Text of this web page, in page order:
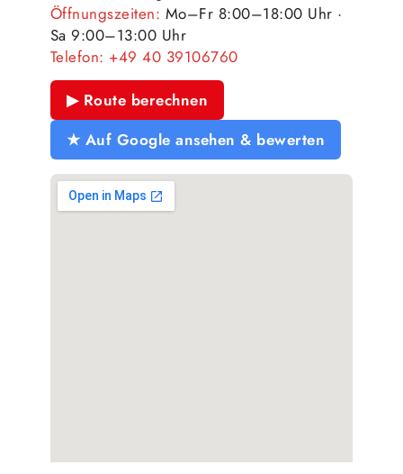
Öffnungszeiten: Mo–Fr 8:00–18:00 Uhr ·
Sa 9:00–13:00 Uhr
Telefon: +49 40 39106760
▶ Route berechnen
★ Auf Google ansehen & bewerten